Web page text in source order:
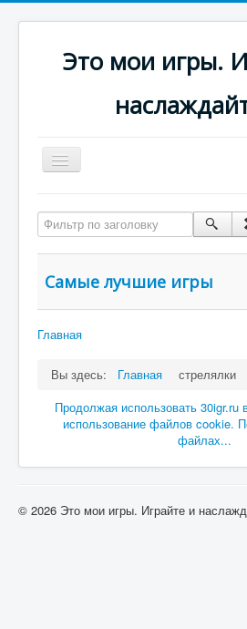
Это мои игры.
Включить/
выключить
Стрелялки
Фильтр по заголовку
Самые лучшие игры
Главная
Вы здесь: Главная
стрелялки
Продолжая использовать 30igr.ru
использование файлов cookie.
файлах...
© 2026 Это мои игры. Играйте и